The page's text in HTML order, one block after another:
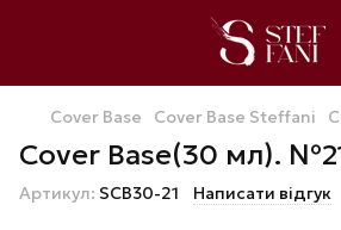
Cover Base Cover Base Steffani
Cover Base(30 мл).
Артикул: SCB30-21 Написати відгук